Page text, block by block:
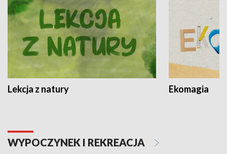
Lekcja z natury Ekomagia
WYPOCZYNEK I REKREACJA